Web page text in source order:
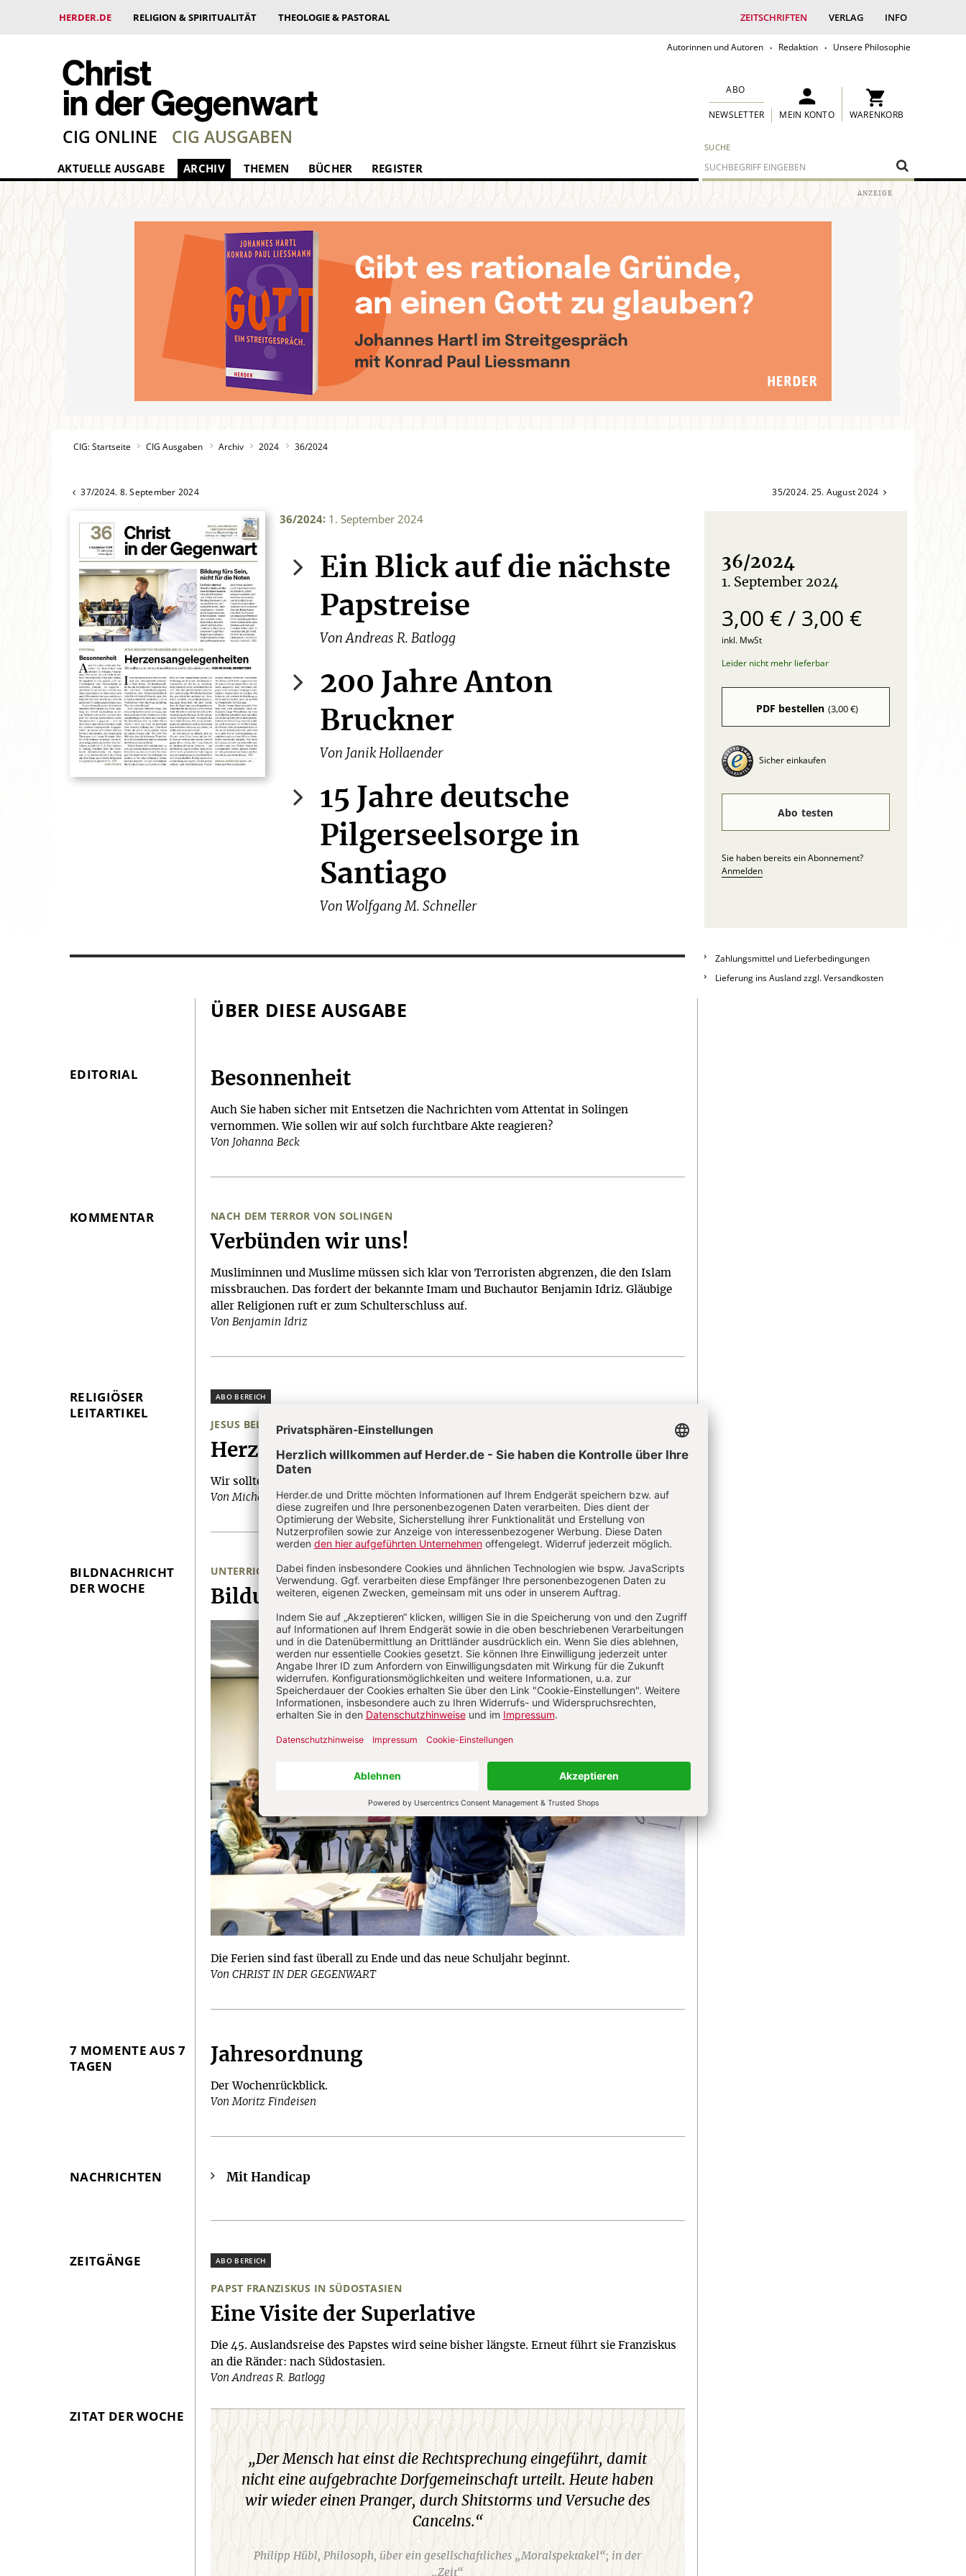
HERDER.DE RELIGION & SPIRITUALITÄT THEOLOGIE & PASTORAL ZEITSCHRIFTEN VERLAG INFO
Autorinnen und Autoren Redaktion Unsere Philosophie
SUCHE
ABO
NEWSLETTER MEIN KONTO WARENKORB
CIG ONLINE CIG AUSGABEN
AKTUELLE AUSGABE ARCHIV THEMEN BÜCHER REGISTER
CIG: Startseite CIG Ausgaben Archiv 2024 36/2024
37/2024. 8. September 2024 35/2024. 25. August 2024
36/2024: 1. September 2024
Ein Blick auf die nächste
Papstreise
VonAndreas R. Batlogg
200 Jahre Anton
Bruckner
Von Janik Hollaender
15 Jahre deutsche
Pilgerseelsorge in
Santiago
Von Wolfgang M. Schneller
36/2024
:
1. September 2024
3,00 € / 3,00 €
inkl. MwSt
Leider nicht mehr lieferbar
PDF bestellen (3,00 €)
Sicher einkaufen
Abo testen
Sie haben bereits ein Abonnement?
Anmelden
Zahlungsmittel und Lieferbedingungen
Lieferung ins Ausland zzgl. Versandkosten
ÜBER DIESE AUSGABE
EDITORIAL Besonnenheit
Auch Sie haben sicher mit Entsetzen die Nachrichten vom Attentat in Solingen
vernommen. Wie sollen wir auf solch furchtbare Akte reagieren?
Von Johanna Beck
KOMMENTAR NACH DEM TERROR VON SOLINGEN
:
Verbünden wir uns!
Musliminnen und Muslime müssen sich klar von Terroristen abgrenzen, die den Islam
missbrauchen. Das fordert der bekannte Imam und Buchautor Benjamin Idriz. Gläubige
aller Religionen ruft er zum Schulterschluss auf.
Von Benjamin Idriz
RELIGIÖSER
LEITARTIKEL
Plus
JESUS BELEHRT DIE PHARISÄER (MK 7,1–8.14–15.21–23)
:
Herzensangelegenheiten
Wir sollten uns eines reinen Herzens nicht allzu sicher sein.
Von Michael Berentzen
BILDNACHRICHT
DER WOCHE
UNTERRICHTSFACH "GLÜCK"
:
Bildung fürs Sein, nicht für die Noten
Die Ferien sind fast überall zu Ende und das neue Schuljahr beginnt.
Von CHRIST IN DER GEGENWART
7 MOMENTE AUS 7
TAGEN
Jahresordnung
Der Wochenrückblick.
Von Moritz Findeisen
NACHRICHTEN Mit Handicap
ZEITGÄNGE Plus
PAPST FRANZISKUS IN SÜDOSTASIEN
:
Eine Visite der Superlative
Die 45. Auslandsreise des Papstes wird seine bisher längste. Erneut führt sie Franziskus
an die Ränder: nach Südostasien.
Von Andreas R. Batlogg
ZITAT DER WOCHE
„Der Mensch hat einst die Rechtsprechung eingeführt, damit
nicht eine aufgebrachte Dorfgemeinschaft urteilt. Heute haben
wir wieder einen Pranger, durch Shitstorms und Versuche des
Cancelns.“
Philipp Hübl, Philosoph, über ein gesellschaftliches „Moralspektakel“; in der
„Zeit“